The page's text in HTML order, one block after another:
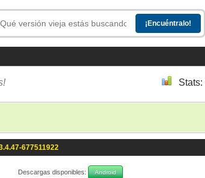
Stats:
677511922
Descargas disponibles: Android